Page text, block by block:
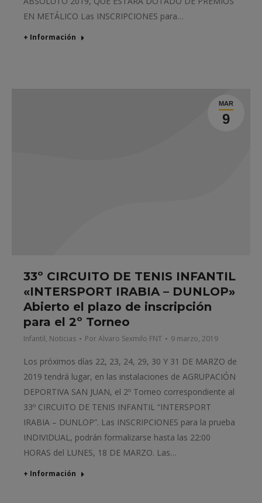
EN METÁLICO Las INSCRIPCIONES para…
+ Información
MAR
9
33º CIRCUITO DE TENIS INFANTIL
«INTERSPORT IRABIA – DUNLOP»
Abierto el plazo de inscripción
para el 2º Torneo
Infantil, Noticias PorAlvaro Sexmilo FNT 9 marzo, 2019
Los próximos días 22, 23, 24, 29, 30 Y 31 DE MARZO de
2019 tendrá lugar, en las instalaciones de AGRUPACIÓN
DEPORTIVA SAN JUAN, el 2º Torneo correspondiente al
33º CIRCUITO DE TENIS INFANTIL “INTERSPORT
IRABIA – DUNLOP”. Las INSCRIPCIONES para la prueba
INDIVIDUAL, podrán formalizarse hasta las 22:00
HORAS del LUNES, 18 DE MARZO. Las…
+ Información